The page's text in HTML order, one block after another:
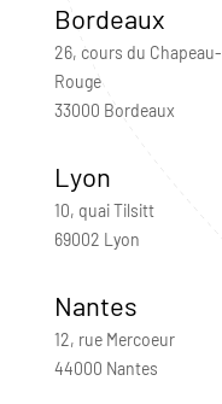
Bordeaux
26, cours du Chapeau-
Rouge
33000 Bordeaux
Lyon
10, quai Tilsitt
69002 Lyon
Nantes
12, rue Mercoeur
44000 Nantes